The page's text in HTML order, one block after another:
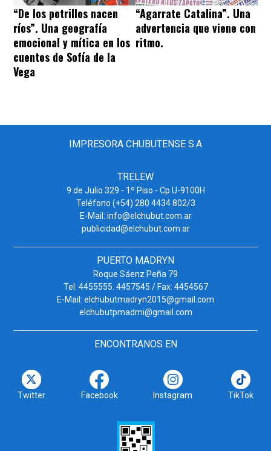
“De los potrillos nacen
ríos”. Una geografía
emocional y mítica en los
cuentos de Sofía de la
Vega
“Agarrate Catalina”. Una
advertencia que viene con
ritmo.
IMPRESORA CHUBUTENSE S.A
TRELEW
9 de Julio 329 - 1º Piso - Cp U-9100H
Teléfono (+54) 280 4434 802/3
E-Mail: info@elchubut.com.ar
publicidad@elchubut.com.ar
PUERTO MADRYN
Roque Sáenz Peña 79
Tel: 4455555. 4457545 / Fax: 4454567
E-Mail: elchubutmadryn2015@gmail.com
elchubutpmadmi@gmail.com
ENCONTRANOS EN
Twitter Facebook Instagram TikTok